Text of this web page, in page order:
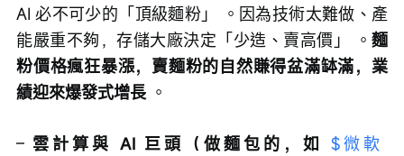
AI 必不可少的「頂級麵粉」 。因為技術太難做、產
能嚴重不夠，存儲大廠決定「少造、賣高價」 。 麵
粉價格瘋狂暴漲，賣麵粉的自然賺得盆滿缽滿，業
績迎來爆發式增長 。
– 雲計算與 AI 巨頭（做麵包的，如 $微軟